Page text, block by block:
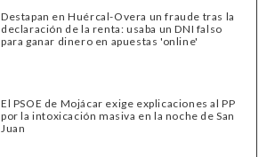
Destapan en Huércal-Overa un fraude tras la
declaración de la renta: usaba un DNI falso
para ganar dinero en apuestas 'online'
El PSOE de Mojácar exige explicaciones al PP
por la intoxicación masiva en la noche de San
Juan